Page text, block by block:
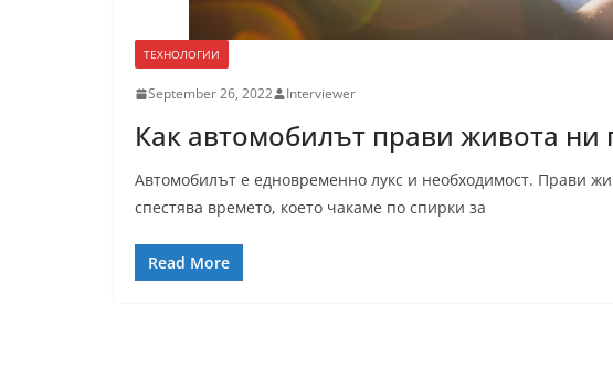
ТЕХНОЛОГИИ
September 26, 2022 Interviewer
Как автомобилът прави живота ни
Автомобилът е едновременно лукс и необходимост. Прави
спестява времето, което чакаме по спирки за
Read More